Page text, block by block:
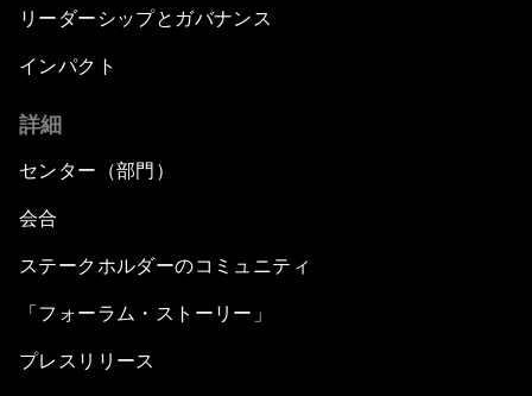
リーダーシップとガバナンス
インパクト
詳細
センター（部門）
会合
ステークホルダーのコミュニティ
「フォーラム・ストーリー」
プレスリリース